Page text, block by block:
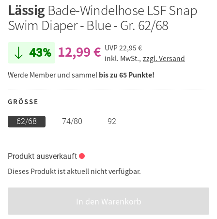
Lässig Bade-Windelhose LSF Snap
Swim Diaper - Blue - Gr. 62/68
43% 12,99 € UVP22,95 €
inkl. MwSt., zzgl. Versand
Werde Member und sammel bis zu 65 Punkte!
GRÖSSE
62/68 74/80 92
Produkt ausverkauft
Dieses Produkt ist aktuell nicht verfügbar.
In den Warenkorb